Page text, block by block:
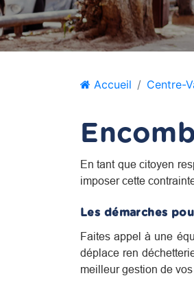
Accueil Centre-
En tant que citoyen
imposer cette
Les démarches
Faites appel à une
déplace ren
meilleur gestion de vos